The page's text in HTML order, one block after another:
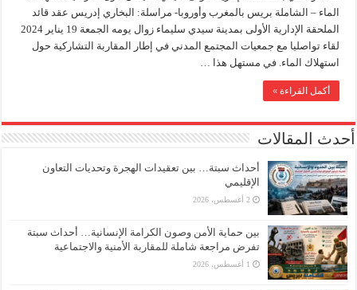
الماء – الشاملة بريس بالمغرب وأوروبا- مراسلة: البخاري إدريس عقد قائد
الملحقة الإدارية الأولى بمدينة سيدي سليماء زوال يومه الجمعة 19 يناير 2024
لقاء تواصليا مع جمعيات المجتمع المدني في إطار المقاربة التشاركية حول
استهلاك الماء. في مستهل هذا …
أكمل القراءة »
أحدث المقالات
أحداث سبتة… بين تعقيدات الهجرة وتحديات التعاون
الإقليمي
2 أغسطس، 2026
بين حماية الأمن وصون الكرامة الإنسانية… أحداث سبتة
تفرض مراجعة شاملة للمقاربة الأمنية والاجتماعية
1 أغسطس، 2026